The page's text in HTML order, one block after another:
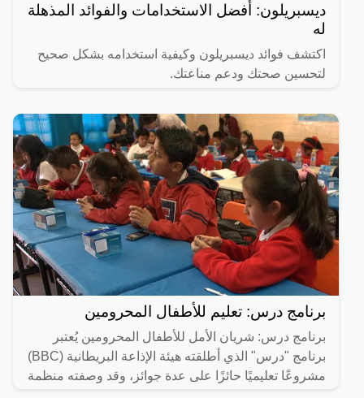
ديسبريلون: أفضل الاستخدامات والفوائد المذهلة
له
اكتشف فوائد ديسبريلون وكيفية استخدامه بشكل صحيح
لتحسين صحتك ودعم مناعتك.
برنامج درس: تعليم للأطفال المحرومين
برنامج درس: شريان الأمل للأطفال المحرومين يُعتبر
برنامج "درس" الذي أطلقته هيئة الإذاعة البريطانية (BBC)
مشروعًا تعليميًا حائزًا على عدة جوائز، وقد وصفته منظمة